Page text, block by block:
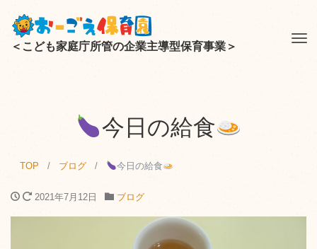
＜こども家庭庁所管の企業主導型保育事業＞
今日の給食
TOP ブログ 今日の給食
2021年7月12日 ブログ